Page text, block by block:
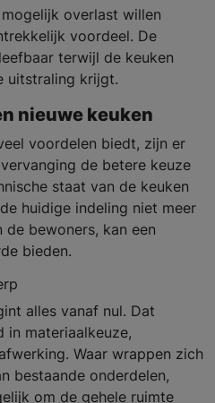
overlast willen
voordeel. De
terwijl de keuken
uitstraling krijgt.
nieuwe keuken
voordelen biedt, zijn er
de betere keuze
staat van de keuken
huidige indeling niet meer
de bewoners, kan een
bieden.
alles vanaf nul. Dat
in materiaalkeuze,
Waar wrappen zich
bestaande onderdelen,
om de gehele ruimte